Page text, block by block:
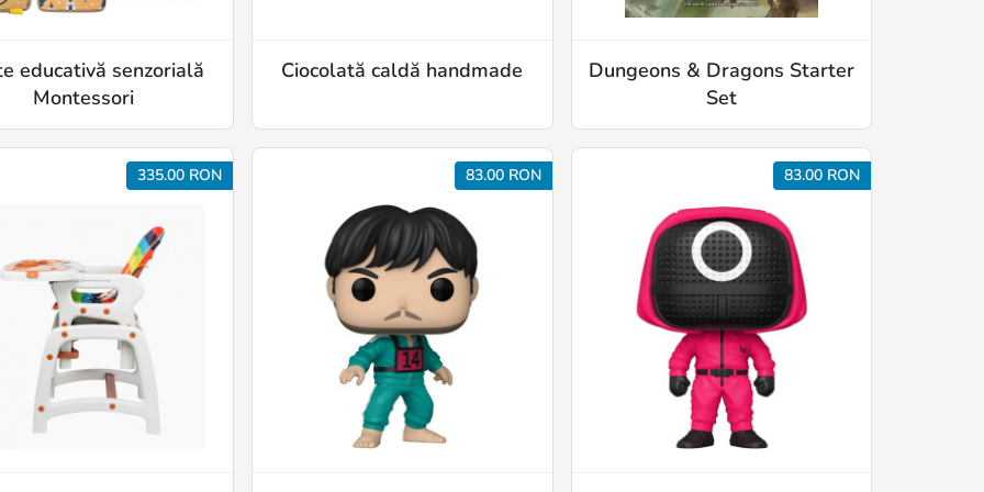
educativă senzorială
Montessori
Ciocolată caldă handmade
Dungeons & Dragons Starter
Set
335.00 RON 83.00 RON 83.00 RON